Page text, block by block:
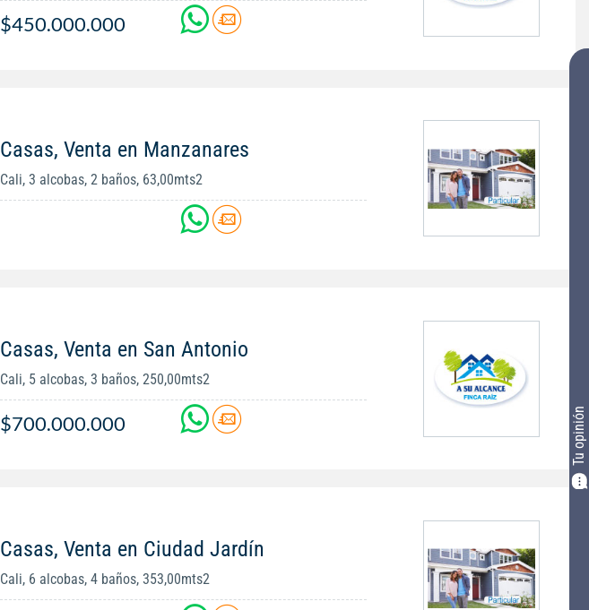
Tu opinión
$450.000.000
Casas, Venta en Manzanares
Cali, 3 alcobas, 2 baños, 63,00mts2
Casas, Venta en San Antonio
Cali, 5 alcobas, 3 baños, 250,00mts2
$700.000.000
Casas, Venta en Ciudad Jardín
Cali, 6 alcobas, 4 baños, 353,00mts2